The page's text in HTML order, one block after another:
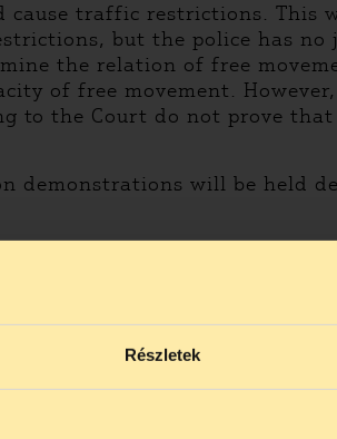
Részletek
traffic restrictions. This
but the police has
the relation of free
of free movement.
to the Court do not prove
demonstrations will be held